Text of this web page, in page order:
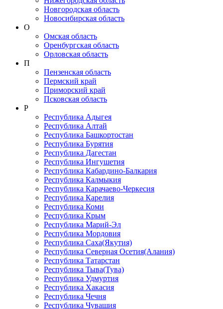
Новгородская область
Новосибирская область
О
Омская область
Оренбургская область
Орловская область
П
Пензенская область
Пермский край
Приморский край
Псковская область
Р
Республика Адыгея
Республика Алтай
Республика Башкортостан
Республика Бурятия
Республика Дагестан
Республика Ингушетия
Республика Кабардино-Балкария
Республика Калмыкия
Республика Карачаево-Черкеcия
Республика Карелия
Республика Коми
Республика Крым
Республика Марий-Эл
Республика Мордовия
Республика Саха(Якутия)
Республика Северная Осетия(Алания)
Республика Татарстан
Республика Тыва(Тува)
Республика Удмуртия
Республика Хакасия
Республика Чечня
Республика Чувашия